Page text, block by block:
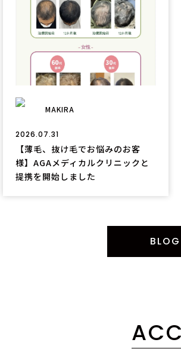
MAKIRA
2026.07.31
【薄毛、抜け毛でお悩みのお客
様】AGAメディカルクリニックと
提携を開始しました